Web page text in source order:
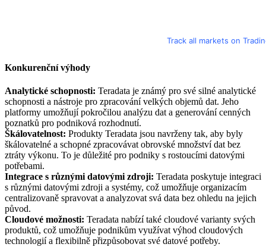
Track all markets on
Konkurenční výhody
Analytické schopnosti: Teradata je známý pro své silné analytické
schopnosti a nástroje pro zpracování velkých objemů dat. Jeho
platformy umožňují pokročilou analýzu dat a generování cenných
poznatků pro podniková rozhodnutí.
Škálovatelnost: Produkty Teradata jsou navrženy tak, aby byly
škálovatelné a schopné zpracovávat obrovské množství dat bez
ztráty výkonu. To je důležité pro podniky s rostoucími datovými
potřebami.
Integrace s různými datovými zdroji: Teradata poskytuje integraci
s různými datovými zdroji a systémy, což umožňuje organizacím
centralizovaně spravovat a analyzovat svá data bez ohledu na jejich
původ.
Cloudové možnosti: Teradata nabízí také cloudové varianty svých
produktů, což umožňuje podnikům využívat výhod cloudových
technologií a flexibilně přizpůsobovat své datové potřeby.